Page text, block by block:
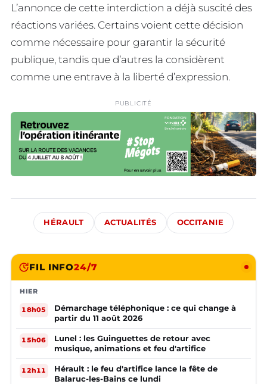
L’annonce de cette interdiction a déjà suscité des
réactions variées. Certains voient cette décision
comme nécessaire pour garantir la sécurité
publique, tandis que d’autres la considèrent
comme une entrave à la liberté d’expression.
PUBLICITÉ
HÉRAULT ACTUALITÉS OCCITANIE
FIL INFO24/7
HIER
18h05
Démarchage téléphonique : ce qui change à
partir du 11 août 2026
15h06
Lunel : les Guinguettes de retour avec
musique, animations et feu d'artifice
12h11
Hérault : le feu d'artifice lance la fête de
Balaruc-les-Bains ce lundi